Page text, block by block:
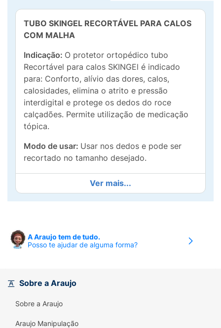
TUBO SKINGEL RECORTÁVEL PARA CALOS
COM MALHA
Indicação: O protetor ortopédico tubo
Recortável para calos SKINGEl é indicado
para: Conforto, alívio das dores, calos,
calosidades, elimina o atrito e pressão
interdigital e protege os dedos do roce
calçadões. Permite utilização de medicação
tópica.
Modo de usar: Usar nos dedos e pode ser
recortado no tamanho desejado.
Ver mais...
A Araujo tem de tudo.
Posso te ajudar de alguma forma?
Sobre a Araujo
Sobre a Araujo
Araujo Manipulação